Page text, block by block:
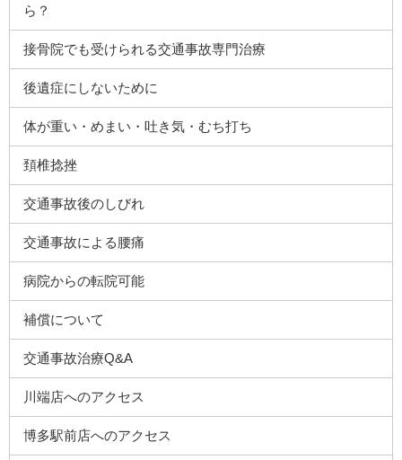
ら？
接骨院でも受けられる交通事故専門治療
後遺症にしないために
体が重い・めまい・吐き気・むち打ち
頚椎捻挫
交通事故後のしびれ
交通事故による腰痛
病院からの転院可能
補償について
交通事故治療Q&A
川端店へのアクセス
博多駅前店へのアクセス